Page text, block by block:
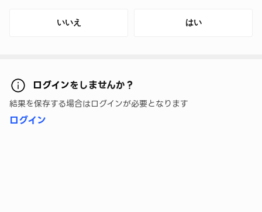
いいえ はい
ログインをしませんか？
結果を保存する場合はログインが必要となります
ログイン